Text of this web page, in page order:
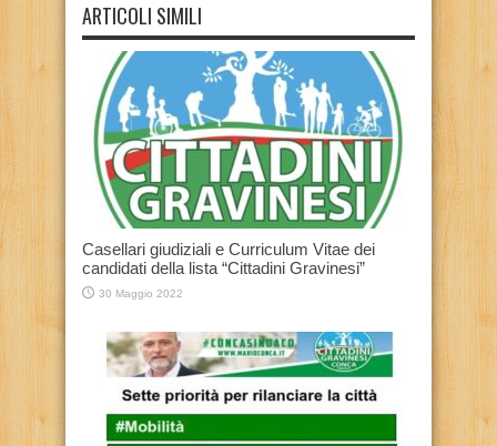
ARTICOLI SIMILI
Casellari giudiziali e Curriculum Vitae dei
candidati della lista “Cittadini Gravinesi”
30 Maggio 2022